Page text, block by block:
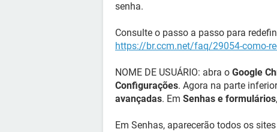
senha.
Consulte o passo a passo para
https://br.ccm.net/faq/29054-como-
NOME DE USUÁRIO: abra o Google
Configurações. Agora na parte
avançadas. Em Senhas e formulários
Em Senhas, aparecerão todos os